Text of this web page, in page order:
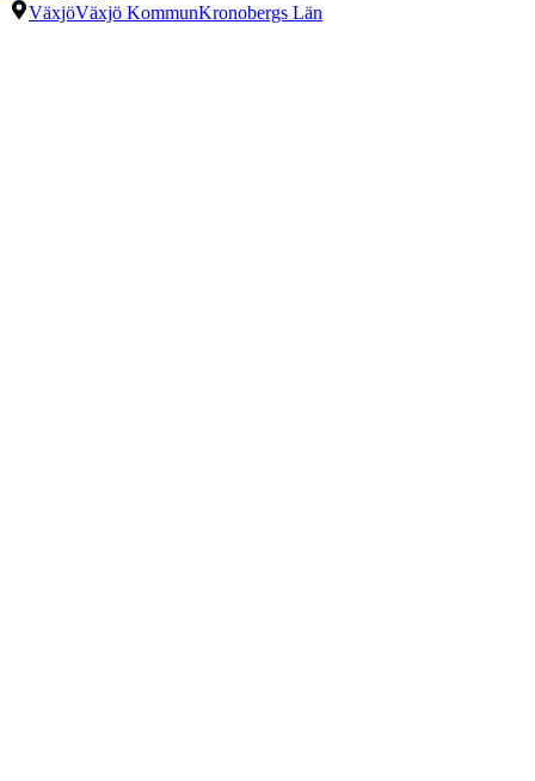
VäxjöVäxjö KommunKronobergs Län